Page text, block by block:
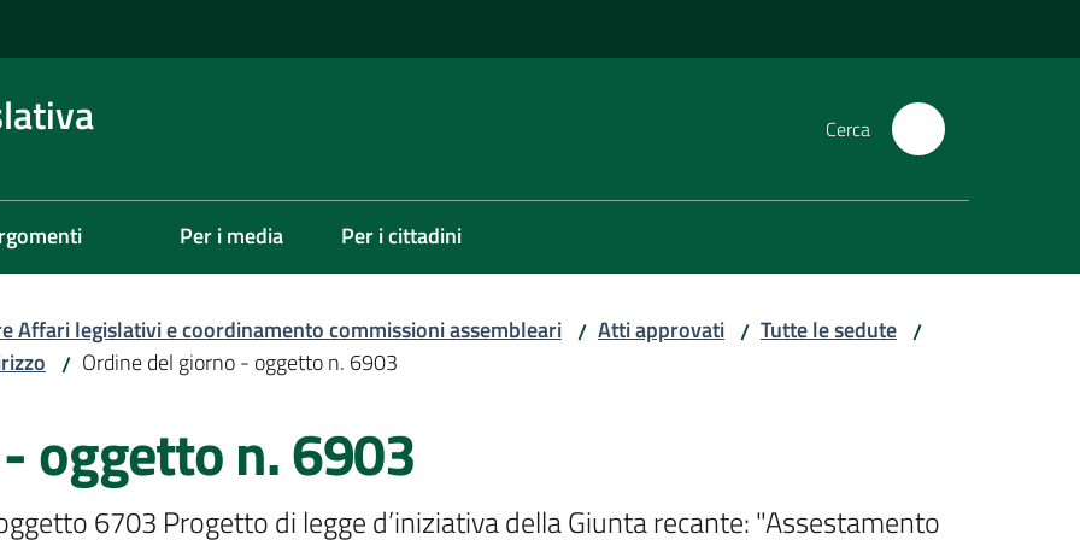
Cerca
Per i media Per i cittadini
Affari legislativi e coordinamento commissioni assembleari / Atti approvati / Tutte le sedute /
/ Ordine del giorno - oggetto n. 6903
oggetto n. 6903
6703 Progetto di legge d’iniziativa della Giunta recante: "Assestamento